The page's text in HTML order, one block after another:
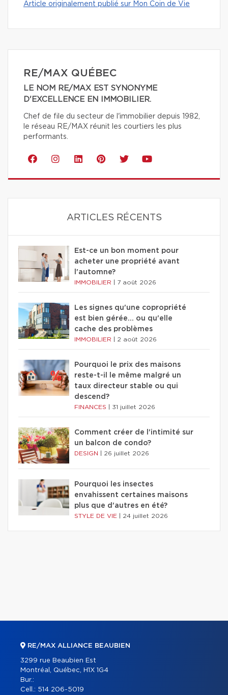
Article originalement publié sur Mon Coin de Vie
RE/MAX QUÉBEC
LE NOM RE/MAX EST SYNONYME
D'EXCELLENCE EN IMMOBILIER.
Chef de file du secteur de l'immobilier depuis 1982,
le réseau RE/MAX réunit les courtiers les plus
performants.
ARTICLES RÉCENTS
Est-ce un bon moment pour
acheter une propriété avant
l'automne?
IMMOBILIER 7 août 2026
Les signes qu'une copropriété
est bien gérée… ou qu'elle
cache des problèmes
IMMOBILIER 2 août 2026
Pourquoi le prix des maisons
reste-t-il le même malgré un
taux directeur stable ou qui
descend?
FINANCES 31 juillet 2026
Comment créer de l'intimité sur
un balcon de condo?
DESIGN 26 juillet 2026
Pourquoi les insectes
envahissent certaines maisons
plus que d'autres en été?
STYLE DE VIE 24 juillet 2026
RE/MAX ALLIANCE BEAUBIEN
3299 rue Beaubien Est
Montréal, Québec, H1X 1G4
Bur.:
Cell.: 514 206-5019